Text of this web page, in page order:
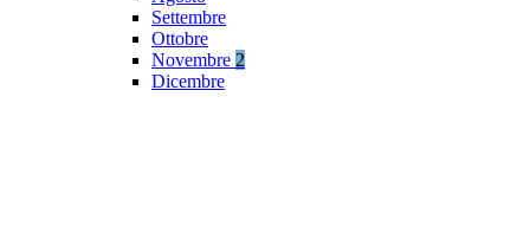
Settembre
Ottobre
Novembre 2
Dicembre